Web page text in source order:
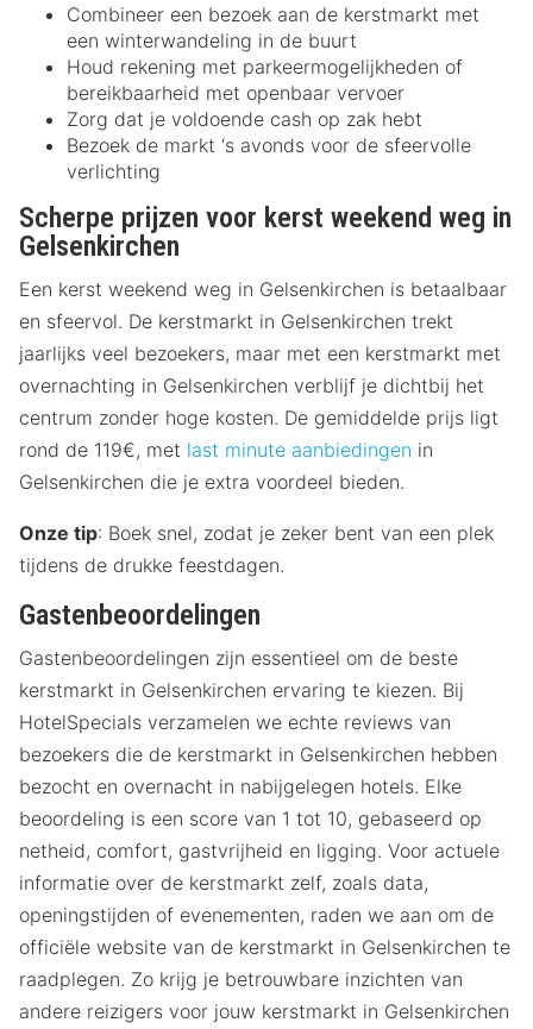
Combineer een bezoek aan de kerstmarkt met
een winterwandeling in de buurt
Houd rekening met parkeermogelijkheden of
bereikbaarheid met openbaar vervoer
Zorg dat je voldoende cash op zak hebt
Bezoek de markt ‘s avonds voor de sfeervolle
verlichting
Scherpe prijzen voor kerst weekend weg in
Gelsenkirchen
Een kerst weekend weg in Gelsenkirchen is betaalbaar
en sfeervol. De kerstmarkt in Gelsenkirchen trekt
jaarlijks veel bezoekers, maar met een kerstmarkt met
overnachting in Gelsenkirchen verblijf je dichtbij het
centrum zonder hoge kosten. De gemiddelde prijs ligt
rond de 119€, met last minute aanbiedingen in
Gelsenkirchen die je extra voordeel bieden.
Onze tip: Boek snel, zodat je zeker bent van een plek
tijdens de drukke feestdagen.
Gastenbeoordelingen
Gastenbeoordelingen zijn essentieel om de beste
kerstmarkt in Gelsenkirchen ervaring te kiezen. Bij
HotelSpecials verzamelen we echte reviews van
bezoekers die de kerstmarkt in Gelsenkirchen hebben
bezocht en overnacht in nabijgelegen hotels. Elke
beoordeling is een score van 1 tot 10, gebaseerd op
netheid, comfort, gastvrijheid en ligging. Voor actuele
informatie over de kerstmarkt zelf, zoals data,
openingstijden of evenementen, raden we aan om de
officiële website van de kerstmarkt in Gelsenkirchen te
raadplegen. Zo krijg je betrouwbare inzichten van
andere reizigers voor jouw kerstmarkt in Gelsenkirchen